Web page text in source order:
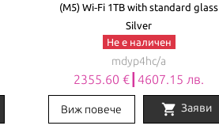
(M5) Wi‑Fi 1TB with standard glass
Silver
Не е наличен
mdyp4hc/a
2355.60 €┃4607.15 лв.
Виж повече shopping_cart Заяви